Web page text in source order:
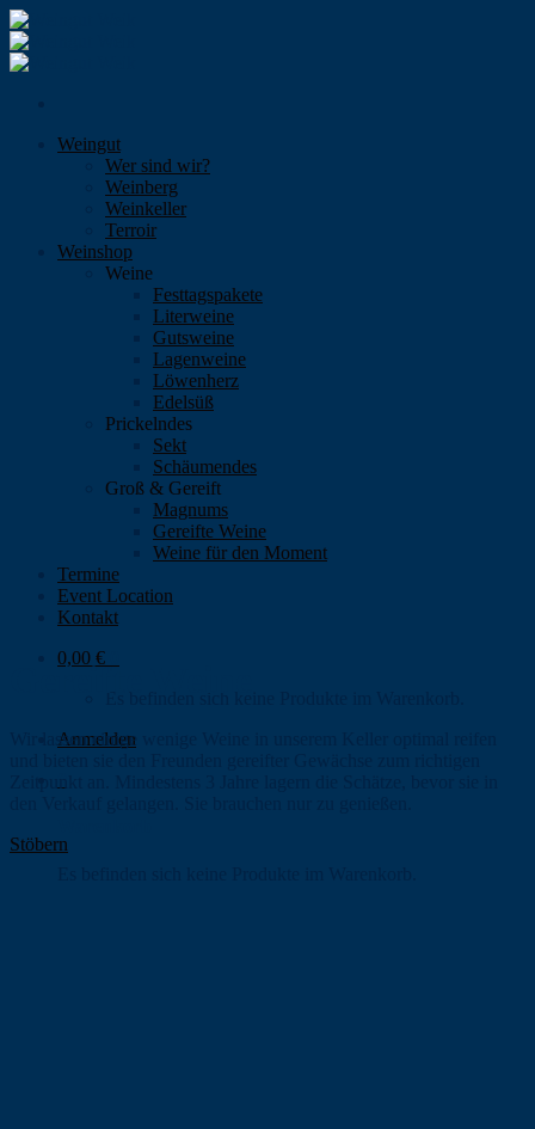
Skip
to
content
Weingut
Wer sind wir?
Weinberg
Weinkeller
Terroir
Weinshop
Weine
Festtagspakete
Literweine
Gutsweine
Lagenweine
Löwenherz
Edelsüß
Prickelndes
Sekt
Schäumendes
Groß & Gereift
Magnums
Gereifte Weine
Weine für den Moment
Termine
Event Location
Kontakt
0,00 €
Anmelden
Gereifte Weine
Wir lassen einige wenige Weine in unserem Keller optimal reifen
Stöbern